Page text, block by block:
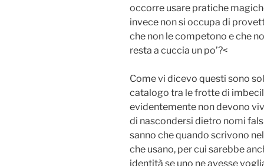
occorre usare pratiche
invece non si occupa di
che non le competono e che
resta a cuccia un po’?<
Come vi dicevo questi sono
catalogo tra le frotte di
evidentemente non devono
di nascondersi dietro nomi
sanno che quando scrivono
che usano, per cui sarebbe
identità se uno ne avesse